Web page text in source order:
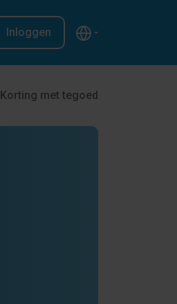
Inloggen
Korting met tegoed